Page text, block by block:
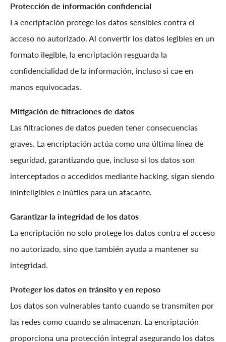
Protección de información confidencial
La encriptación protege los datos sensibles contra el
acceso no autorizado. Al convertir los datos legibles en un
formato ilegible, la encriptación resguarda la
confidencialidad de la información, incluso si cae en
manos equivocadas.
Mitigación de filtraciones de datos
Las filtraciones de datos pueden tener consecuencias
graves. La encriptación actúa como una última línea de
seguridad, garantizando que, incluso si los datos son
interceptados o accedidos mediante hacking, sigan siendo
ininteligibles e inútiles para un atacante.
Garantizar la integridad de los datos
La encriptación no solo protege los datos contra el acceso
no autorizado, sino que también ayuda a mantener su
integridad.
Proteger los datos en tránsito y en reposo
Los datos son vulnerables tanto cuando se transmiten por
las redes como cuando se almacenan. La encriptación
proporciona una protección integral asegurando los datos